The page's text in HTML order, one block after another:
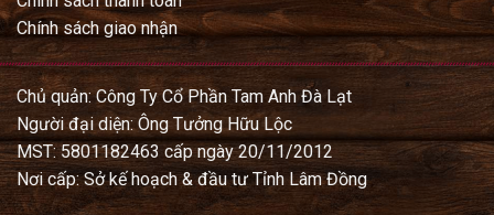
Chính sách giao nhận
Chủ quản: Công Ty Cổ Phần Tam Anh Đà Lạt
Người đại diện: Ông Tưởng Hữu Lộc
MST: 5801182463 cấp ngày 20/11/2012
Nơi cấp: Sở kế hoạch & đầu tư Tỉnh Lâm Đồng